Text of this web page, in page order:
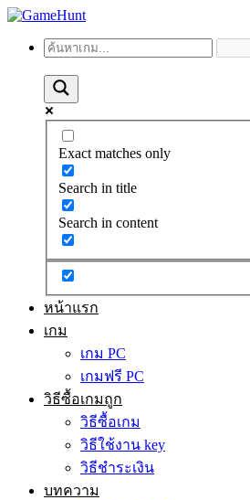
Exact matches only
Search in title
Search in content
หน้าแรก
เกม
เกม PC
เกมฟรี PC
วิธีซื้อเกมถูก
วิธีซื้อเกม
วิธีใช้งาน key
วิธีชำระเงิน
บทความ